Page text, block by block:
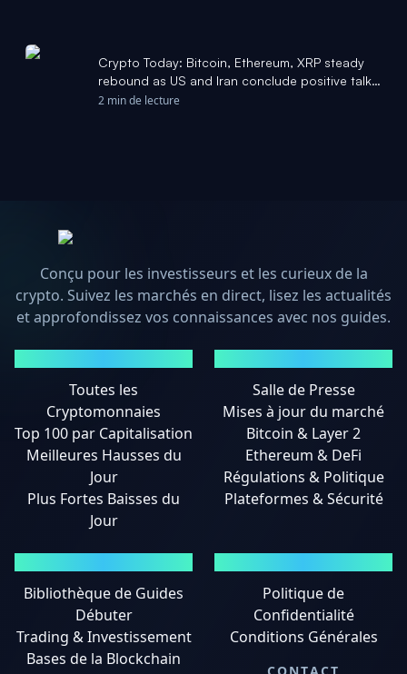
Crypto Today: Bitcoin, Ethereum, XRP steady
rebound as US and Iran conclude positive talks
in Doha - FXStreet
2 min de lecture
Conçu pour les investisseurs et les curieux de la
crypto. Suivez les marchés en direct, lisez les actualités
et approfondissez vos connaissances avec nos guides.
Toutes les
Cryptomonnaies
Top 100 par Capitalisation
Meilleures Hausses du
Jour
Plus Fortes Baisses du
Jour
Salle de Presse
Mises à jour du marché
Bitcoin & Layer 2
Ethereum & DeFi
Régulations & Politique
Plateformes & Sécurité
Bibliothèque de Guides
Débuter
Trading & Investissement
Bases de la Blockchain
Politique de
Confidentialité
Conditions Générales